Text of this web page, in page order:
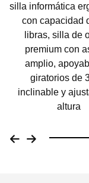
Silla de
personalizada
de lujo: malla
reposabrazos
servicio de
logotipo de la